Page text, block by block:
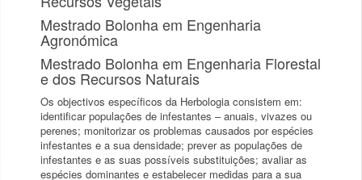
Mestrado Bolonha em Engenharia
Agronómica
Mestrado Bolonha em Engenharia Florestal
e dos Recursos Naturais
Os objectivos específicos da Herbologia consistem em:
identificar populações de infestantes – anuais, vivazes ou
perenes; monitorizar os problemas causados por espécies
infestantes e a sua densidade; prever as populações de
infestantes e as suas possíveis substituições; avaliar as
espécies dominantes e estabelecer medidas para a sua